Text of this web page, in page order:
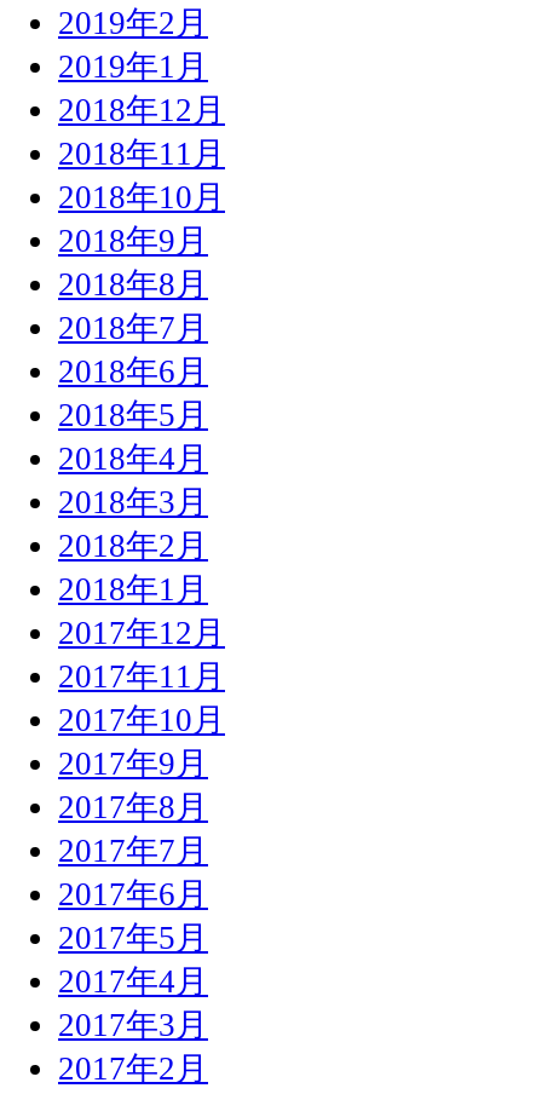
2019年2月
2019年1月
2018年12月
2018年11月
2018年10月
2018年9月
2018年8月
2018年7月
2018年6月
2018年5月
2018年4月
2018年3月
2018年2月
2018年1月
2017年12月
2017年11月
2017年10月
2017年9月
2017年8月
2017年7月
2017年6月
2017年5月
2017年4月
2017年3月
2017年2月